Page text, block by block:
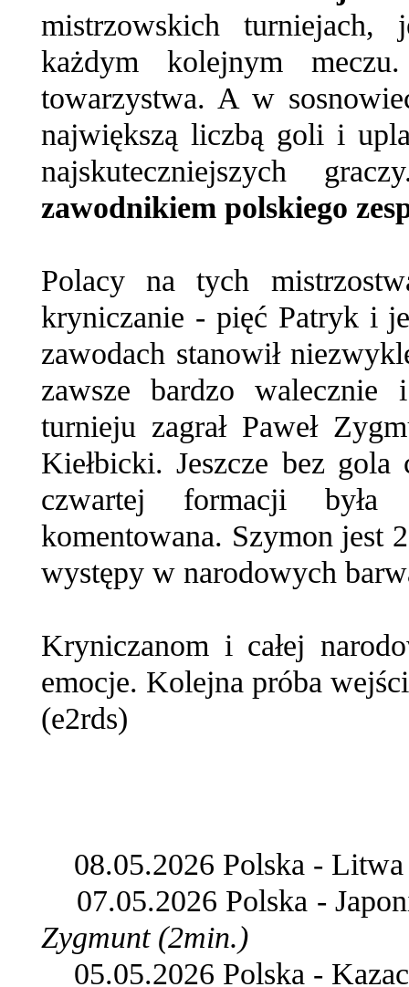
mistrzowskich
każdym kolejnym
towarzystwa. A w
największą liczbą goli i
najskuteczniejszych
zawodnikiem polskiego
Polacy na tych
kryniczanie - pięć Patryk i
zawodach stanowił
zawsze bardzo
turnieju zagrał Paweł
Kiełbicki. Jeszcze bez
czwartej formacji była
komentowana. Szymon jest
występy w narodowych
Kryniczanom i całej
emocje. Kolejna próba
(e2rds)
08.05.2026 Polska -
07.05.2026 Polska -
Zygmunt (2min.)
05.05.2026 Polska -